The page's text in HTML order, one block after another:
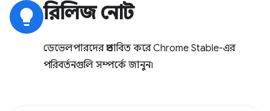
lightbulb রিলিজ নোট
ডেভেলপারদের প্রভাবিত করে Chrome Stable-এর
পরিবর্তনগুলি সম্পর্কে জানুন৷